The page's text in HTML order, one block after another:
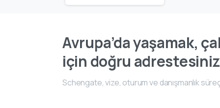
Avrupa’da yaşamak,
için doğru
Schengate, vize, oturum ve danışmanlık